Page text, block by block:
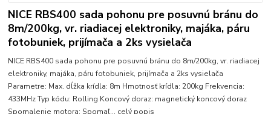
NICE RBS400 sada pohonu pre posuvnú bránu do
8m/200kg, vr. riadiacej elektroniky, majáka, páru
fotobuniek, prijímača a 2ks vysielača
NICE RBS400 sada pohonu pre posuvnú bránu do 8m/200kg, vr. riadiacej
elektroniky, majáka, páru fotobuniek, prijímača a 2ks vysielača
Parametre: Max. dĺžka krídla: 8m Hmotnosť krídla: 200kg Frekvencia:
433MHz Typ kódu: Rolling Koncový doraz: magnetický koncový doraz
Spomalenie motora: Spomaľ... celý popis